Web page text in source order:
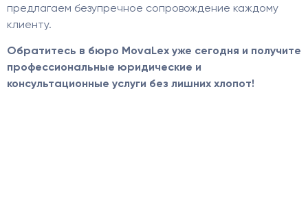
предлагаем безупречное сопровождение каждому
клиенту.
Обратитесь в бюро MovaLex уже сегодня и получите
профессиональные юридические и
консультационные услуги без лишних хлопот!